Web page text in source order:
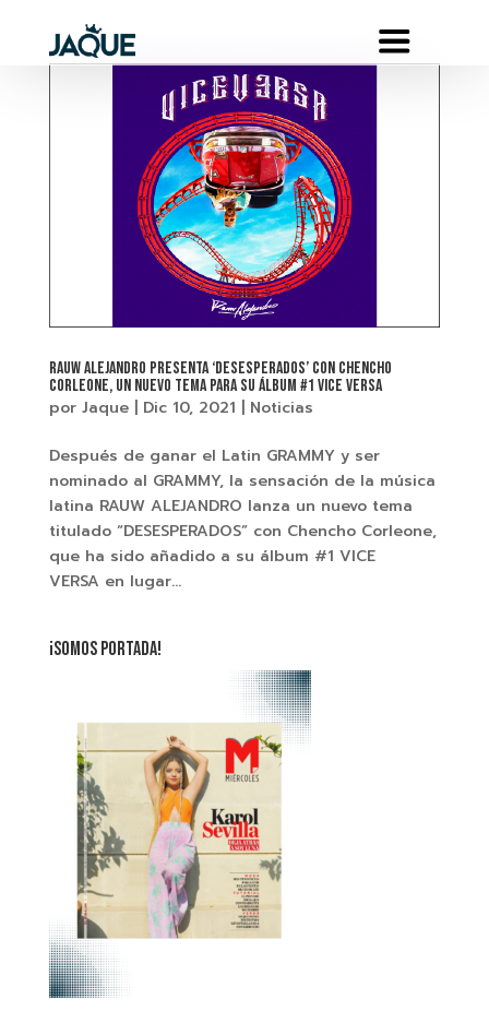
RAUW ALEJANDRO PRESENTA ‘DESESPERADOS’ CON CHENCHO
CORLEONE, UN NUEVO TEMA PARA SU ÁLBUM #1 VICE VERSA
por Jaque| Dic 10, 2021 Noticias
Después de ganar el Latin GRAMMY y ser
nominado al GRAMMY, la sensación de la música
latina RAUW ALEJANDRO lanza un nuevo tema
titulado “DESESPERADOS” con Chencho Corleone,
que ha sido añadido a su álbum #1 VICE
VERSA en lugar...
¡SOMOS PORTADA!